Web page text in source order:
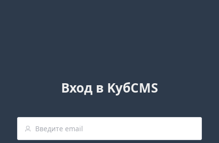
Вход в KубCMS